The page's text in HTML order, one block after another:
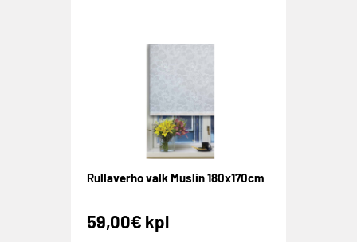
Rullaverho valk Muslin 180x170cm
59,00€ kpl